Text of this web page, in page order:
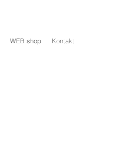
WEB shop Kontakt